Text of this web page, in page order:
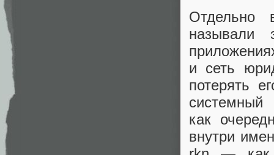
Отдельно
называли
и сеть
потерять
как
внутри